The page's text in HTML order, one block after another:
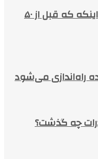
یک هشدار مهم دیگر برای اینکه که قبل از ۵۰
راه‌اندازی می‌شود
چه گذشت؟